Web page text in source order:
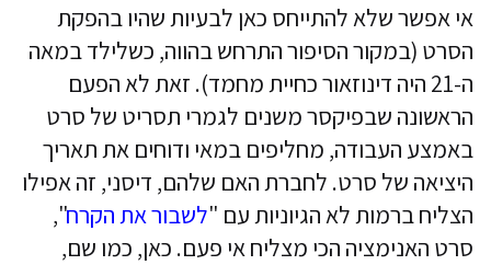
אי אפשר שלא להתייחס כאן לבעיות שהיו בהפקת
הסרט (במקור הסיפור התרחש בהווה, כשלילד במאה
ה-21 היה דינוזאור כחיית מחמד). זאת לא הפעם
הראשונה שבפיקסר משנים לגמרי תסריט של סרט
באמצע העבודה, מחליפים במאי ודוחים את תאריך
היציאה של סרט. לחברת האם שלהם, דיסני, זה אפילו
הצליח ברמות לא הגיוניות עם "לשבור את הקרח",
סרט האנימציה הכי מצליח אי פעם. כאן, כמו שם,